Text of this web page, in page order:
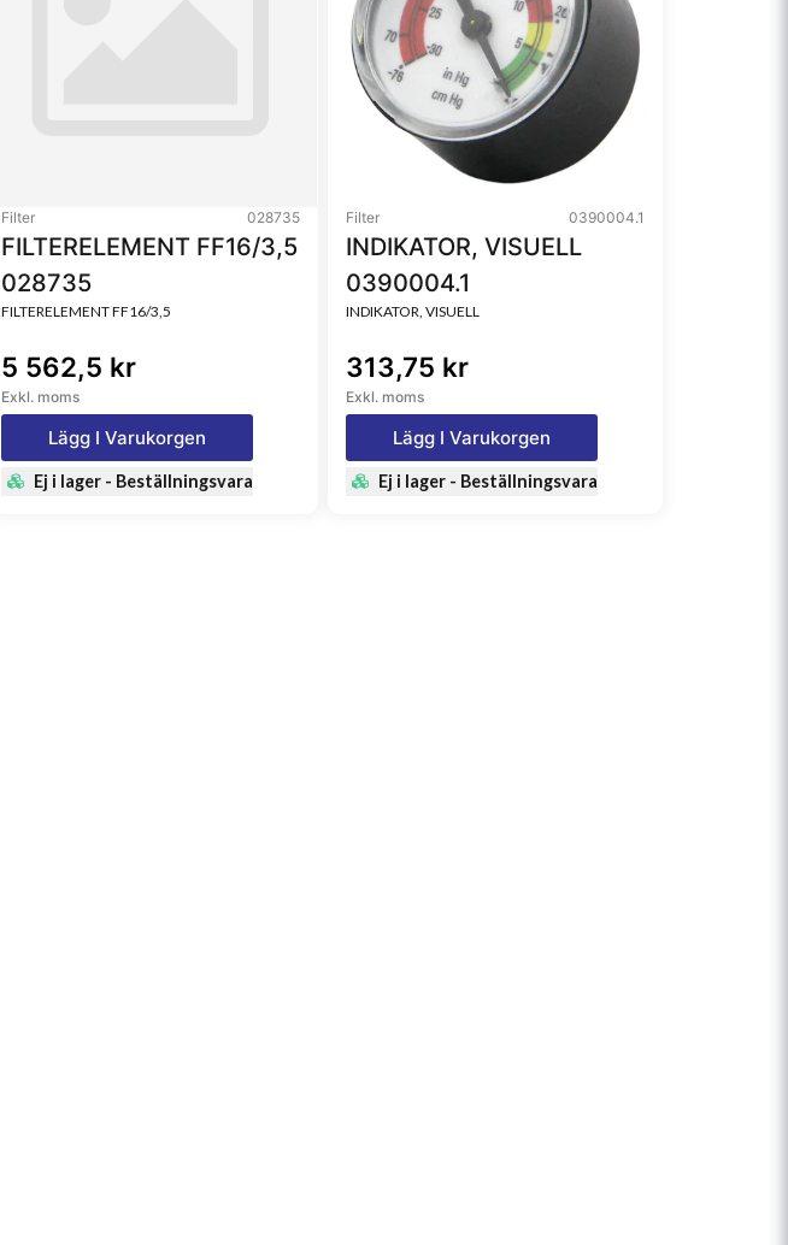
Filter 028735
FILTERELEMENT FF16/3,5
028735
FILTERELEMENT FF16/3,5
5 562,5 kr
Exkl. moms
Lägg I Varukorgen
Ej i lager - Beställningsvara
Filter 0390004.1
INDIKATOR, VISUELL
0390004.1
INDIKATOR, VISUELL
313,75 kr
Exkl. moms
Lägg I Varukorgen
Ej i lager - Beställningsvara